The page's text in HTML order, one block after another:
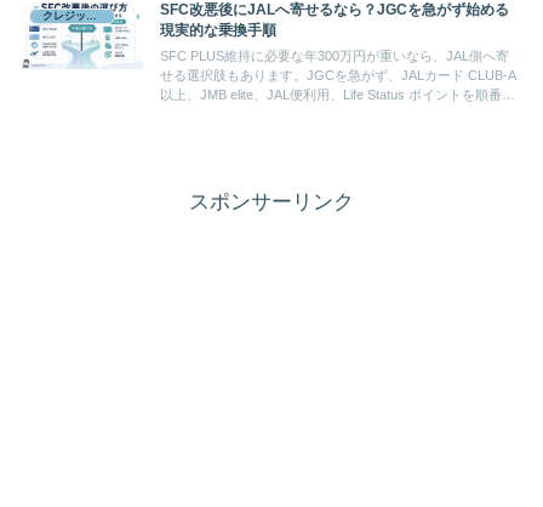
クレジットカード
SFC改悪後にJALへ寄せるなら？JGCを急がず始める
現実的な乗換手順
SFC PLUS維持に必要な年300万円が重いなら、JAL側へ寄
せる選択肢もあります。JGCを急がず、JALカード CLUB-A
以上、JMB elite、JAL便利用、Life Status ポイントを順番に
スポンサーリンク